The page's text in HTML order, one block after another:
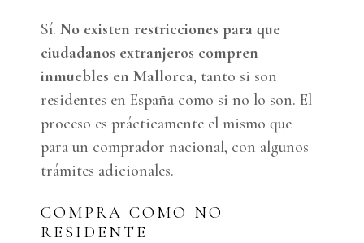
Sí.No existen restricciones para que
ciudadanos extranjeros compren
inmuebles en Mallorca, tanto si son
residentes en España como si no lo son. El
proceso es prácticamente el mismo que
para un comprador nacional, con algunos
trámites adicionales.
COMPRA COMO NO
RESIDENTE